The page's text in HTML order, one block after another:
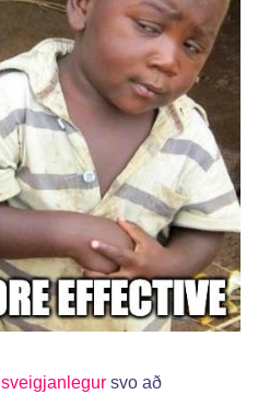
sveigjanlegur svo að